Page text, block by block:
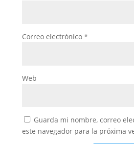
Correo electrónico *
Web
Guarda mi nombre, correo
este navegador para la próxima